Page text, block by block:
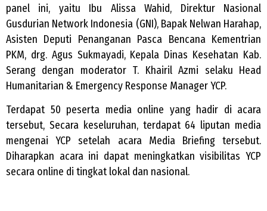
panel ini, yaitu Ibu Alissa Wahid, Direktur Nasional
Gusdurian Network Indonesia (GNI), Bapak Nelwan Harahap,
Asisten Deputi Penanganan Pasca Bencana Kementrian
PKM, drg. Agus Sukmayadi, Kepala Dinas Kesehatan Kab.
Serang dengan moderator T. Khairil Azmi selaku Head
Humanitarian & Emergency Response Manager YCP.
Terdapat 50 peserta media online yang hadir di acara
tersebut, Secara keseluruhan, terdapat 64 liputan media
mengenai YCP setelah acara Media Briefing tersebut.
Diharapkan acara ini dapat meningkatkan visibilitas YCP
secara online di tingkat lokal dan nasional.